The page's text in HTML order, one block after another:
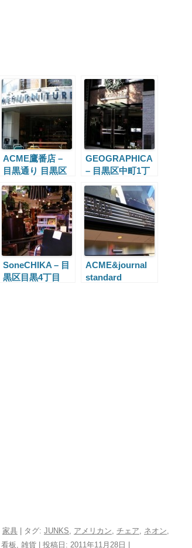
ACME鷹番店 –
目黒通り 目黒区
GEOGRAPHICA
– 目黒区中町1丁
SoneCHIKA – 目
黒区目黒4丁目
ACME&journal
standard
家具 | タグ: JUNKS, アメリカン, チェア, ネオン,
看板 , 雑貨 | 投稿日: 2011年11月28日